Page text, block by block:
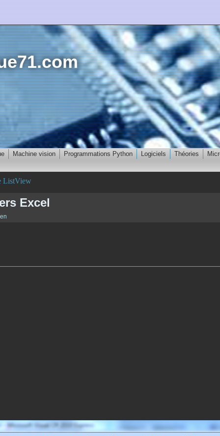
Machine vision Programmations Python Logiciels Théories
ListView
Excel